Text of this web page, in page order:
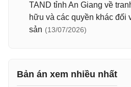
TAND tỉnh An Giang về
hữu và các quyền khác đối
sản (13/07/2026)
Bản án xem nhiều nhất